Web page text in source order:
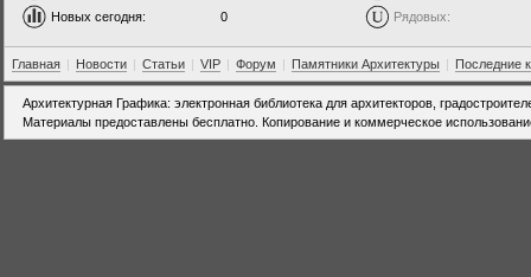
Новых сегодня:
0
Рядовых:
Главная | Новости | Статьи | VIP | Форум | Памятники Архитектуры | Последние
Архитектурная Графика: электронная библиотека для архитекторов,
Материалы предоставлены бесплатно. Копирование и коммерческое